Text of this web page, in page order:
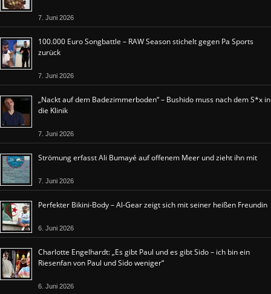
7. Juni 2026
100.000 Euro Songbattle – RAW Season stichelt gegen Pa Sports
zurück
7. Juni 2026
„Nackt auf dem Badezimmerboden“ – Bushido muss nach dem S*x in
die Klinik
7. Juni 2026
Strömung erfasst Ali Bumayé auf offenem Meer und zieht ihn mit
7. Juni 2026
Perfekter Bikini-Body – Al-Gear zeigt sich mit seiner heißen Freundin
6. Juni 2026
Charlotte Engelhardt: „Es gibt Paul und es gibt Sido – ich bin ein
Riesenfan von Paul und Sido weniger“
6. Juni 2026